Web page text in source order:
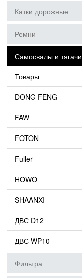
Катки дорожные
Ремни
Самосвалы и тягачи
Товары
DONG FENG
FAW
FOTON
Fuller
HOWO
SHAANXI
ДВС D12
ДВС WP10
Фильтра